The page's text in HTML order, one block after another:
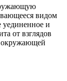
видом
уединенное и
от взглядов
окружающей